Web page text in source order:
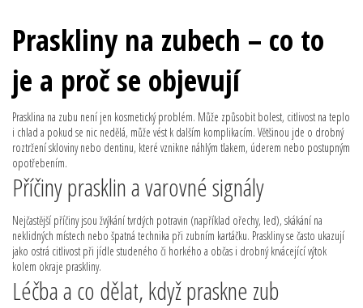
Praskliny na zubech – co to
je a proč se objevují
Prasklina na zubu není jen kosmetický problém. Může způsobit bolest, citlivost na teplo
i chlad a pokud se nic nedělá, může vést k dalším komplikacím. Většinou jde o drobný
roztržení skloviny nebo dentinu, které vznikne náhlým tlakem, úderem nebo postupným
opotřebením.
Příčiny prasklin a varovné signály
Nejčastější příčiny jsou žvýkání tvrdých potravin (například ořechy, led), skákání na
neklidných místech nebo špatná technika při zubním kartáčku. Praskliny se často ukazují
jako ostrá citlivost při jídle studeného či horkého a občas i drobný krvácející výtok
kolem okraje praskliny.
Léčba a co dělat, když praskne zub